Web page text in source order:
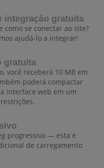
integração gratuita
como se conectar ao site?
ajudá-lo a integrar!
gratuita
você receberá 10 MB em
poderá compactar
interface web em um
progressivo — esta é
de carregamento